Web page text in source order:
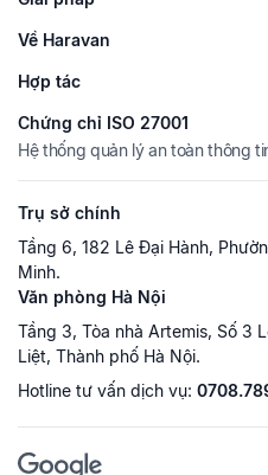
Về Haravan
Hợp tác
Chứng chỉ ISO 27001
Hệ thống quản lý an toàn thông
Trụ sở chính
Tầng 6, 182 Lê Đại Hành,
Minh.
Văn phòng Hà Nội
Tầng 3, Tòa nhà Artemis, Số 3
Liệt, Thành phố Hà Nội.
Hotline tư vấn dịch vụ: